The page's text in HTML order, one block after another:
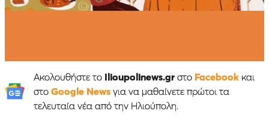
Ακολουθήστε το Ilioupolinews.grστο Facebookκαι
στο Google Newsγια να μαθαίνετε πρώτοι τα
τελευταία νέα από την Ηλιούπολη.